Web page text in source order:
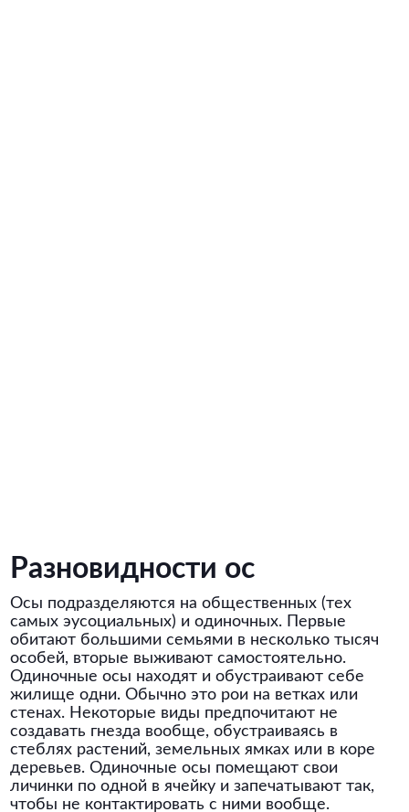
Разновидности ос
Осы подразделяются на общественных (тех
самых эусоциальных) и одиночных. Первые
обитают большими семьями в несколько тысяч
особей, вторые выживают самостоятельно.
Одиночные осы находят и обустраивают себе
жилище одни. Обычно это рои на ветках или
стенах. Некоторые виды предпочитают не
создавать гнезда вообще, обустраиваясь в
стеблях растений, земельных ямках или в коре
деревьев. Одиночные осы помещают свои
личинки по одной в ячейку и запечатывают так,
чтобы не контактировать с ними вообще.